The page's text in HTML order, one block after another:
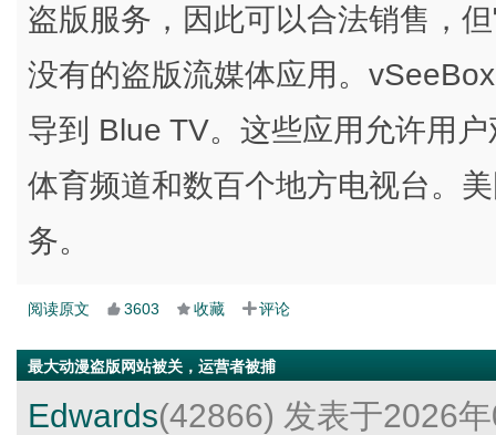
盗版服务，因此可以合法销售，
没有的盗版流媒体应用。
导到 Blue TV。这些应用允许用
体育频道和数百个地方电视台。
务。
阅读原文 3603 收藏 评论
最大动漫盗版网站被关，运营者被捕
Edwards(42866) 发表于2026